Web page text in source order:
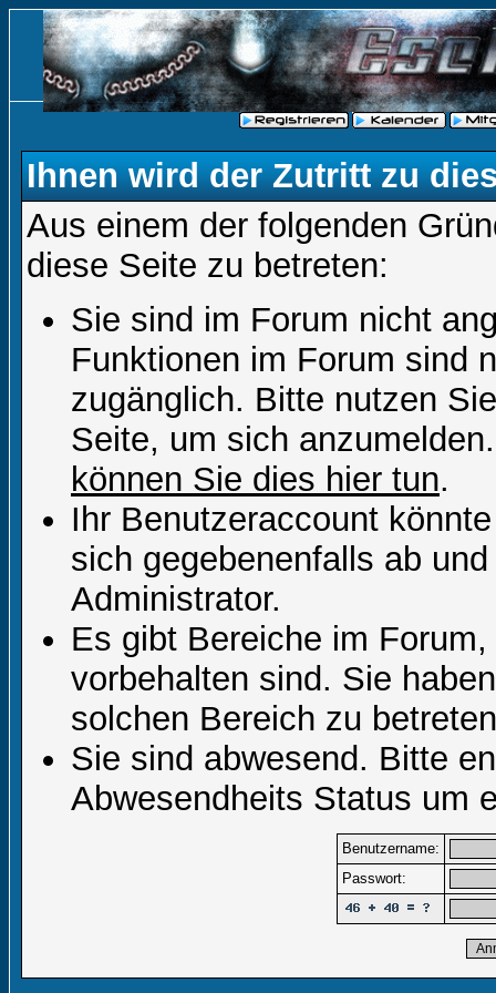
Ihnen wird der Zutritt zu
Aus einem der folgenden
diese Seite zu betreten:
Sie sind im Forum nicht
Funktionen im Forum sind
zugänglich. Bitte nutzen
Seite, um sich
können Sie dies hier tun.
Ihr Benutzeraccount
sich gegebenenfalls ab
Administrator.
Es gibt Bereiche im
vorbehalten sind. Sie
solchen Bereich zu
Sie sind abwesend. Bitte
Abwesendheits Status um
Benutzername:
Passwort: